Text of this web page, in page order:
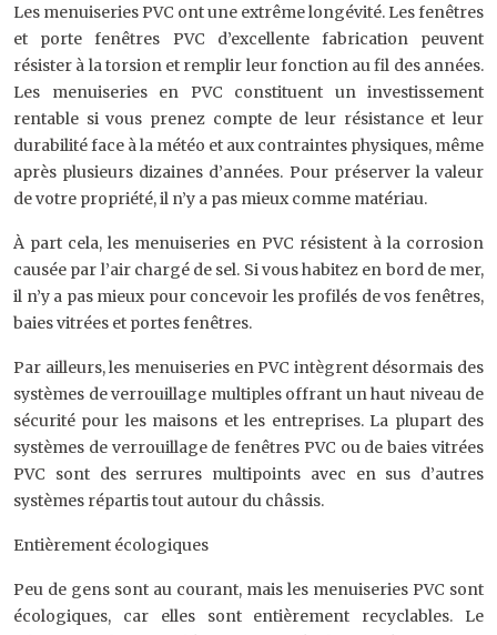
Les menuiseries PVC ont une extrême longévité. Les fenêtres
et porte fenêtres PVC d’excellente fabrication peuvent
résister à la torsion et remplir leur fonction au fil des années.
Les menuiseries en PVC constituent un investissement
rentable si vous prenez compte de leur résistance et leur
durabilité face à la météo et aux contraintes physiques, même
après plusieurs dizaines d’années. Pour préserver la valeur
de votre propriété, il n’y a pas mieux comme matériau.
À part cela, les menuiseries en PVC résistent à la corrosion
causée par l’air chargé de sel. Si vous habitez en bord de mer,
il n’y a pas mieux pour concevoir les profilés de vos fenêtres,
baies vitrées et portes fenêtres.
Par ailleurs, les menuiseries en PVC intègrent désormais des
systèmes de verrouillage multiples offrant un haut niveau de
sécurité pour les maisons et les entreprises. La plupart des
systèmes de verrouillage de fenêtres PVC ou de baies vitrées
PVC sont des serrures multipoints avec en sus d’autres
systèmes répartis tout autour du châssis.
Entièrement écologiques
Peu de gens sont au courant, mais les menuiseries PVC sont
écologiques, car elles sont entièrement recyclables. Le